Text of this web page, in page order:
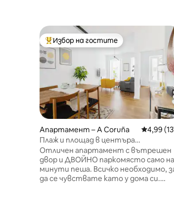
Най-популярен избор на гостите
Избор на гостите
Апартамент – A Coruña Средна
4,99
Плаж и площад в центъра
(включително паркинг).
Отличен апартамент с вътрешен
двор и ДВОЙНО паркомясто само
минути пеша. Всичко необходимо,
да се чувствате като у дома си.